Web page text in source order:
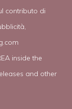
contributo di
inside the
and other